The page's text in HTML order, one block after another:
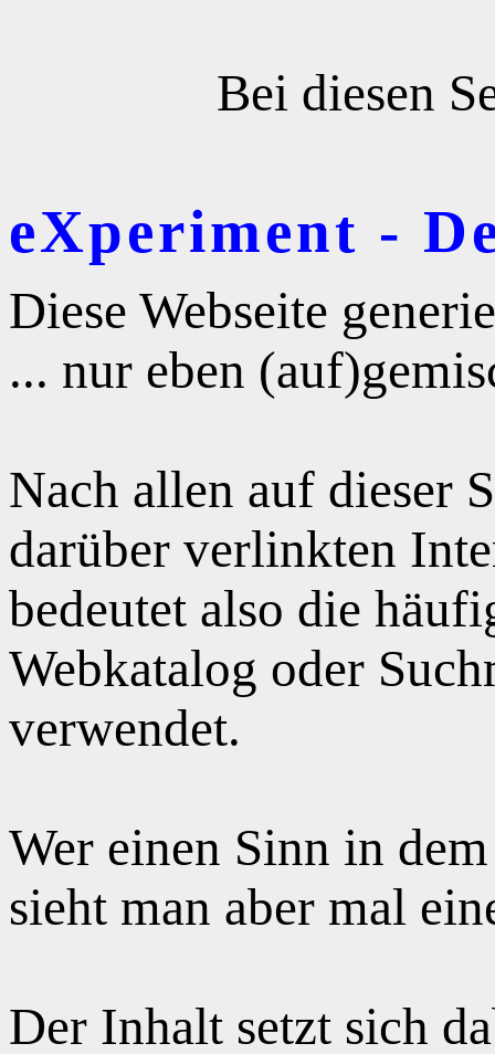
Bei diesen
eXperiment -
Diese Webseite
... nur eben
Nach allen auf dieser
darüber verlinkten
bedeutet also die
Webkatalog oder
verwendet.
Wer einen Sinn in
sieht man aber mal
Der Inhalt setzt sich